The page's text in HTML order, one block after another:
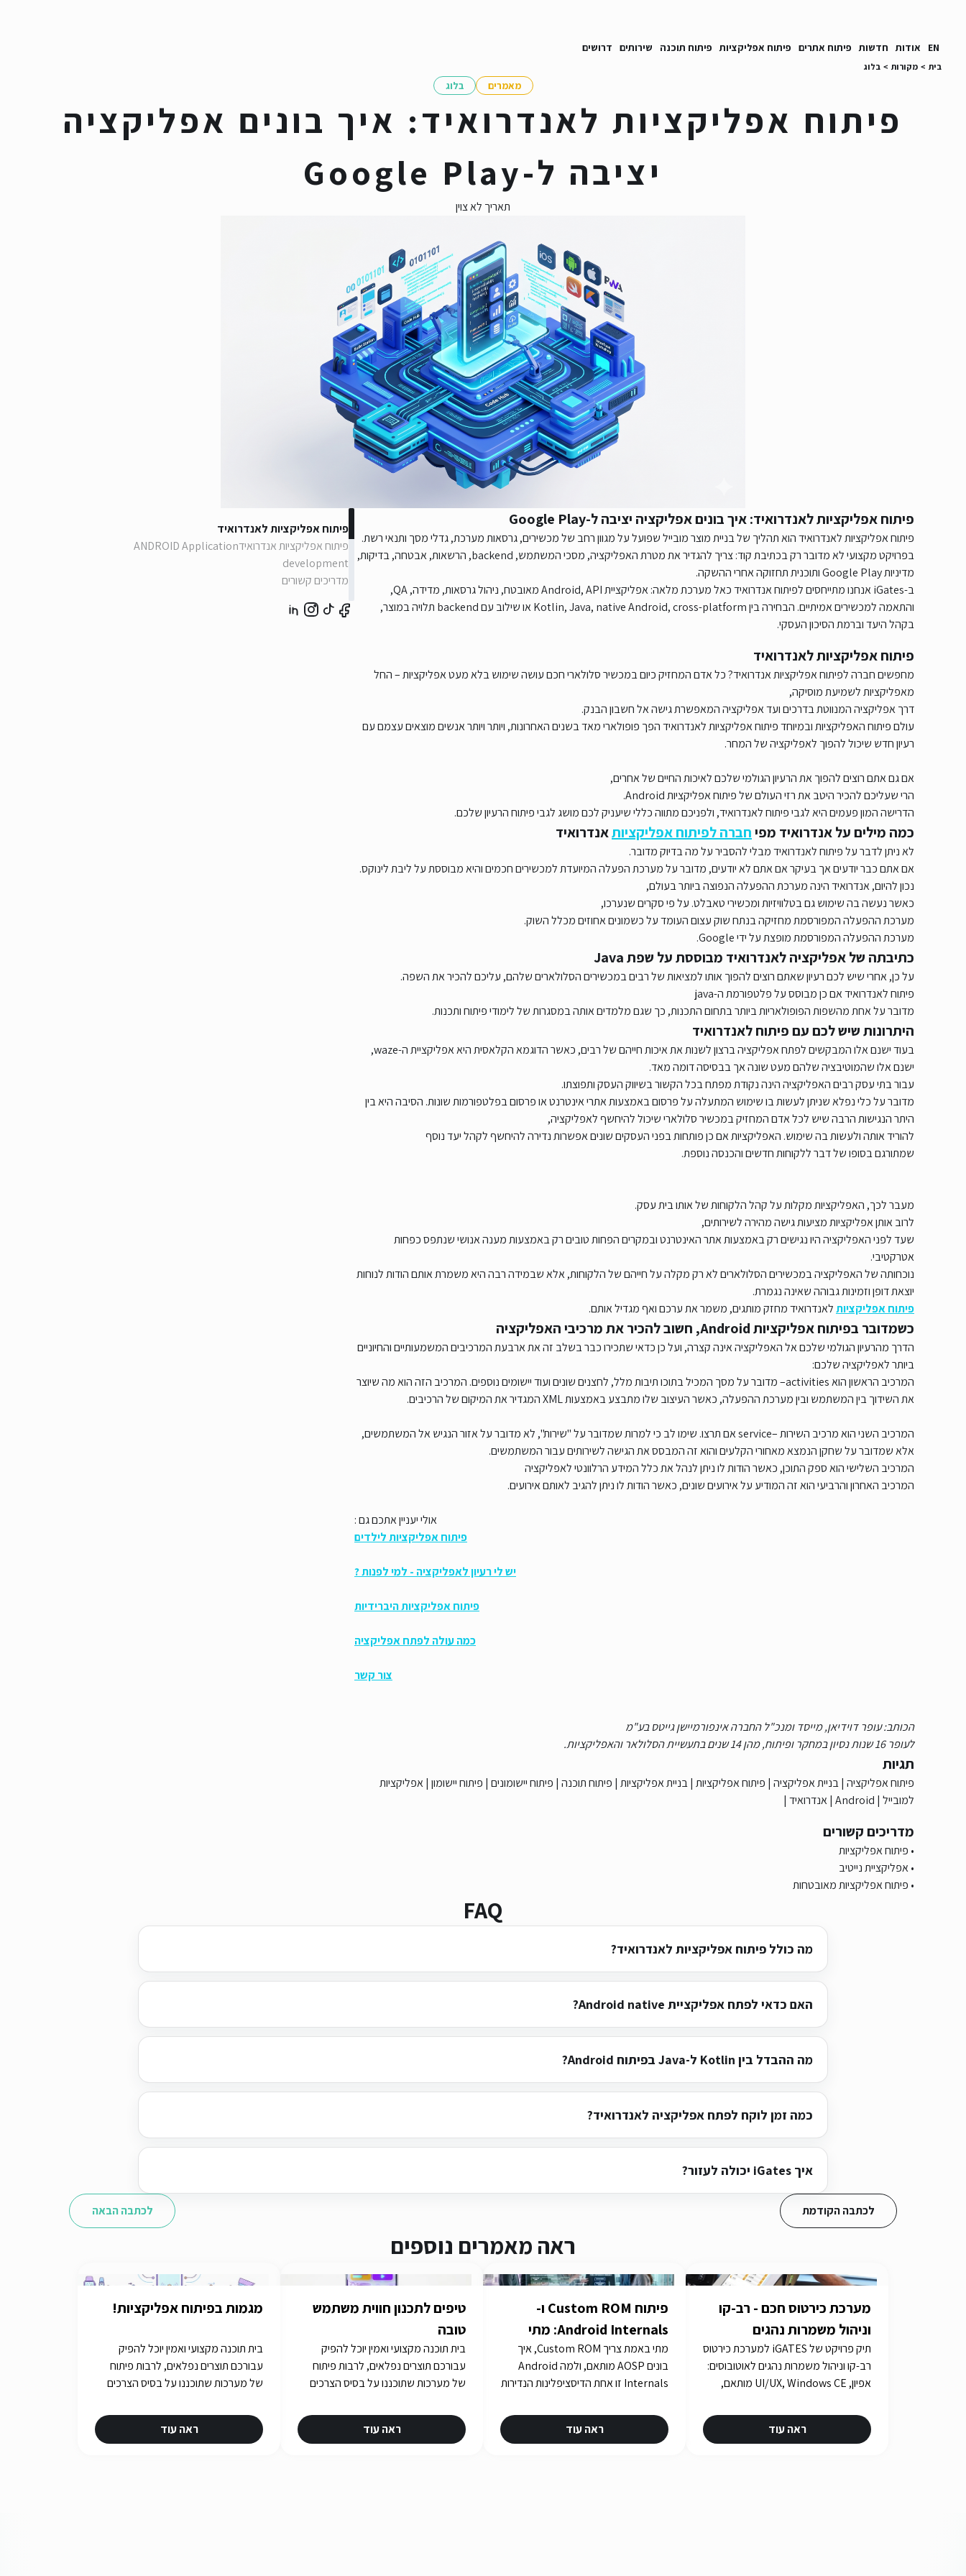
דרושים שירותים פיתוח תוכנה פיתוח אפליקציות פיתוח אתרים חדשות אודות EN
בלוג > מקורות > בית
בלוג מאמרים
פיתוח אפליקציות לאנדרואיד: איך בונים אפליקציה
יציבה ל-Google Play
תאריך לא צוין
פיתוח אפליקציות לאנדרואיד
פיתוח אפליקציות אנדרואידANDROID Application
development
מדריכים קשורים
פיתוח אפליקציות לאנדרואיד: איך בונים אפליקציה יציבה ל-Google Play
פיתוח אפליקציות לאנדרואיד הוא תהליך של בניית מוצר מובייל שפועל על מגוון רחב של מכשירים, גרסאות מערכת, גדלי מסך ותנאי רשת.
בפרויקט מקצועי לא מדובר רק בכתיבת קוד: צריך להגדיר את מטרת האפליקציה, מסכי המשתמש, backend, הרשאות, אבטחה, בדיקות,
מדיניות Google Play ותוכנית תחזוקה אחרי ההשקה.
ב-iGates אנחנו מתייחסים לפיתוח אנדרואיד כאל מערכת מלאה: אפליקציית Android, API מאובטח, ניהול גרסאות, מדידה, QA,
והתאמה למכשירים אמיתיים. הבחירה בין Kotlin, Java, native Android, cross-platform או שילוב עם backend תלויה במוצר,
בקהל היעד וברמת הסיכון העסקי.
פיתוח אפליקציות לאנדרואיד
מחפשים חברה לפיתוח אפליקציות אנדרואיד? כל אדם המחזיק כיום במכשיר סלולארי חכם עושה שימוש בלא מעט אפליקציות – החל
מאפליקציות לשמיעת מוסיקה,
דרך אפליקציה המנווטת בדרכים ועד אפליקציה המאפשרת גישה אל חשבון הבנק.
עולם פיתוח האפליקציות ובמיוחד פיתוח אפליקציות לאנדרואיד הפך פופולארי מאד בשנים האחרונות, ויותר ויותר אנשים מוצאים עצמם עם
רעיון חדש שיכול להפוך לאפליקציה של המחר.
אם גם אתם רוצים להפוך את הרעיון הגולמי שלכם לאיכות החיים של אחרים,
הרי שעליכם להכיר היטב את רזי העולם של פיתוח אפליקציות Android.
הדרישה המון פעמים היא לגבי פיתוח לאנדרואיד, ולפניכם מתווה כללי שיעניק לכם מושג לגבי פיתוח הרעיון שלכם.
כמה מילים על אנדרואיד מפיחברה לפיתוח אפליקציותאנדרואיד
לא ניתן לדבר על פיתוח לאנדרואיד מבלי להסביר על מה בדיוק מדובר.
אם אתם כבר יודעים אך בעיקר אם אתם לא יודעים, מדובר על מערכת הפעלה המיועדת למכשירים חכמים והיא מבוססת על ליבת לינוקס.
נכון להיום, אנדרואיד הינה מערכת ההפעלה הנפוצה ביותר בעולם,
כאשר נעשה בה שימוש גם בטלוויזיות ומכשירי טאבלט. על פי סקרים שנערכו,
מערכת ההפעלה המפורסמת מחזיקה בנתח שוק עצום העומד על כשמונים אחוזים מכלל השוק.
מערכת ההפעלה המפורסמת מופצת על ידי Google.
כתיבתה של אפליקציה לאנדרואיד מבוססת על שפת Java
על כן, אחרי שיש לכם רעיון שאתם רוצים להפוך אותו למציאות של רבים במכשירים הסלולארים שלהם, עליכם להכיר את השפה.
פיתוח לאנדרואיד אם כן מבוסס על פלטפורמת ה-java
מדובר על אחת מהשפות הפופולאריות ביותר בתחום התכנות, כך שגם מלמדים אותה במסגרות של לימודי פיתוח ותכנות.
היתרונות שיש לכם עם פיתוח לאנדרואיד
בעוד ישנם אלו המבקשים לפתח אפליקציה ברצון לשנות את איכות חייהם של רבים, כאשר הדוגמא הקלאסית היא אפליקציית ה-waze,
ישנם אלו שהמוטיבציה שלהם מעט שונה אך בבסיסה דומה מאד.
עבור בתי עסק רבים האפליקציה הינה נקודת מפתח בכל הקשור בשיווק העסק ותפוצתו.
מדובר על כלי נפלא שניתן לעשות בו שימוש המתעלה על פרסום באמצעות אתרי אינטרנט או פרסום בפלטפורמות שונות. הסיבה היא בין
היתר הנגישות הרבה שיש לכל אדם המחזיק במכשיר סלולארי שיכול להיחשף לאפליקציה,
להוריד אותה ולעשות בה שימוש. האפליקציות אם כן פותחות בפני העסקים שונים אפשרות נדירה להיחשף לקהל יעד נוסף
שמתורגם בסופו של דבר ללקוחות חדשים והכנסה נוספת.
מעבר לכך, האפליקציות מקלות על קהל הלקוחות של אותו בית עסק.
לרוב אותן אפליקציות מציעות גישה מהירה לשירותים,
שעד לפני האפליקציה היו נגישים רק באמצעות אתר האינטרנט ובמקרים הפחות טובים רק באמצעות מענה אנושי שנתפס כפחות
אטרקטיבי.
נוכחותה של האפליקציה במכשירים הסלולארים לא רק מקלה על חייהם של הלקוחות, אלא שבמידה רבה היא משמרת אותם הודות לנוחות
יוצאת דופן וזמינות גבוהה שאינה נגמרת.
פיתוח אפליקציותלאנדרואיד מחזק מותגים, משמר את ערכם ואף מגדיל אותם.
כשמדובר בפיתוח אפליקציות Android, חשוב להכיר את מרכיבי האפליקציה
הדרך מהרעיון הגולמי שלכם אל האפליקציה אינה קצרה, ועל כן כדאי שתכירו כבר בשלב זה את ארבעת המרכיבים המשמעותיים והחיוניים
ביותר לאפליקציה שלכם:
המרכיב הראשון הוא activities– מדובר על מסך המכיל בתוכו תיבות מלל, לחצנים שונים ועוד יישומים נוספים. המרכיב הזה הוא מה שיוצר
את השידוך בין המשתמש ובין מערכת ההפעלה, כאשר העיצוב שלו מתבצע באמצעות XML המגדיר את המיקום של הרכיבים.
המרכיב השני הוא מרכיב השירות –service אם תרצו. שימו לב כי למרות שמדובר על "שירות", לא מדובר על אזור הנגיש אל המשתמשים,
אלא שמדובר על שחקן הנמצא מאחורי הקלעים והוא זה המבסס את הגישה לשירותים עבור המשתמשים.
המרכיב השלישי הוא ספק התוכן, כאשר הודות לו ניתן לנהל את כלל המידע הרלוונטי לאפליקציה
המרכיב האחרון והרביעי הוא זה המודיע על אירועים שונים, כאשר הודות לו ניתן להגיב לאותם אירועים.
אולי יעניין אתכם גם :
פיתוח אפליקציות לילדים
יש לי רעיון לאפליקציה - למי לפנות ?
פיתוח אפליקציות היברידיות
כמה עולה לפתח אפליקציה
צור קשר
הכותב: עופר דוידיאן, מייסד ומנכ"ל החברה אינפורמיישן גייטס בע"מ
לעופר 16 שנות נסיון במחקר ופיתוח, מהן 14 שנים בתעשיית הסלולאר והאפליקציות.
תגיות
פיתוח אפליקציה |בניית אפליקציה | פיתוח אפליקציות |בניית אפליקציות | פיתוח תוכנה | פיתוח יישומונים | פיתוח יישומון |אפליקציות
למובייל |
Android
|אנדרואיד |
מדריכים קשורים
פיתוח אפליקציות
אפליקציית נייטיב
פיתוח אפליקציות מאובטחות
FAQ
מה כולל פיתוח אפליקציות לאנדרואיד?
האם כדאי לפתח אפליקציית Android native?
מה ההבדל בין Kotlin ל-Java בפיתוח Android?
כמה זמן לוקח לפתח אפליקציה לאנדרואיד?
איך iGates יכולה לעזור?
לכתבה הבאה לכתבה הקודמת
ראה מאמרים נוספים
מערכת כירטוס חכם - רב-קו
וניהול משמרות נהגים
תיק פרויקט של iGATES למערכת כירטוס
רב-קו וניהול משמרות נהגים לאוטובוסים:
אפיון, UI/UX, Windows CE מותאם,
כארבע שנים.
ראה עוד
פיתוח Custom ROM ו-
Android Internals: מתי
צריך לרדת לעומק Stack
מתי באמת צריך Custom ROM, איך
בונים AOSP מותאם, ולמה Android
Internals זו אחת הדיסציפלינות הנדירות
ו-R&D עבור Consensio Cyber
Security.
ראה עוד
טיפים לתכנון חווית משתמש
טובה
בית תוכנה מקצועי ואמין יוכל להפיק
עבורכם תוצרים נפלאים, לרבות פיתוח
של מערכות שתוכננו על בסיס הצרכים
שלכם? תשובות באתר iGATES
ראה עוד
מגמות בפיתוח אפליקציות!
בית תוכנה מקצועי ואמין יוכל להפיק
עבורכם תוצרים נפלאים, לרבות פיתוח
של מערכות שתוכננו על בסיס הצרכים
שלכם? תשובות באתר iGATES
ראה עוד